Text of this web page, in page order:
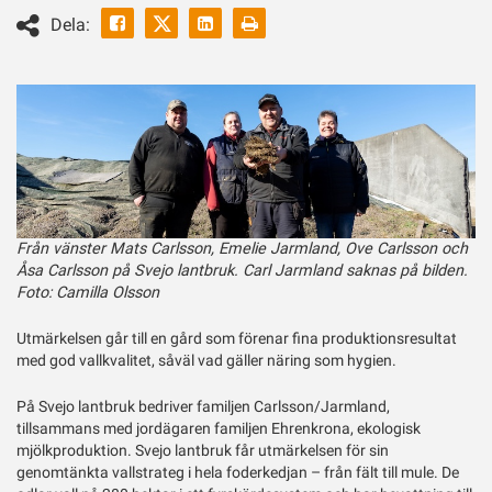
Dela:
Facebook LinkedinSkriv
Från vänster Mats Carlsson, Emelie Jarmland, Ove Carlsson och
Åsa Carlsson på Svejo lantbruk. Carl Jarmland saknas på bilden.
Foto: Camilla Olsson
Utmärkelsen går till en gård som förenar fina produktionsresultat
med god vallkvalitet, såväl vad gäller näring som hygien.
På Svejo lantbruk bedriver familjen Carlsson/Jarmland,
tillsammans med jordägaren familjen Ehrenkrona, ekologisk
mjölkproduktion. Svejo lantbruk får utmärkelsen för sin
genomtänkta vallstrateg i hela foderkedjan – från fält till mule. De